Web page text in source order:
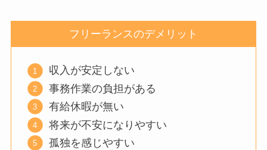
フリーランスのデメリット
収入が安定しない
事務作業の負担がある
有給休暇が無い
将来が不安になりやすい
孤独を感じやすい